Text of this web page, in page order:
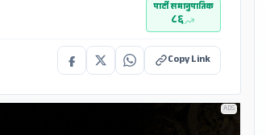
पार्टी समानुपातिक
८६
Copy Link
ADS